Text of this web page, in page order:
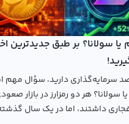
سولانا؟ بر طبق جدیدترین
سرمایه‌گذاری دارید، سؤال
داشتند، اما در یک سال